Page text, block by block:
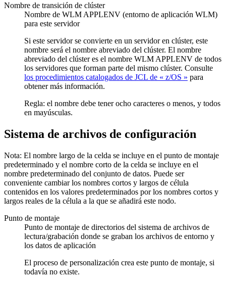
Nombre de transición de clúster
Nombre de WLM APPLENV (entorno de aplicación WLM)
para este servidor
Si este servidor se convierte en un servidor en clúster, este
nombre será el nombre abreviado del clúster. El nombre
abreviado del clúster es el nombre WLM APPLENV de todos
los servidores que forman parte del mismo clúster. Consulte
los procedimientos catalogados de JCL de « z/OS » para
obtener más información.
Regla: el nombre debe tener ocho caracteres o menos, y todos
en mayúsculas.
Sistema de archivos de configuración
Nota: El nombre largo de la celda se incluye en el punto de montaje
predeterminado y el nombre corto de la celda se incluye en el
nombre predeterminado del conjunto de datos. Puede ser
conveniente cambiar los nombres cortos y largos de célula
contenidos en los valores predeterminados por los nombres cortos y
largos reales de la célula a la que se añadirá este nodo.
Punto de montaje
Punto de montaje de directorios del sistema de archivos de
lectura/grabación donde se graban los archivos de entorno y
los datos de aplicación
El proceso de personalización crea este punto de montaje, si
todavía no existe.